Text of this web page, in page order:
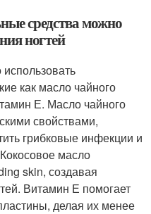
средства можно
ногтей
как масло чайного
Е. Масло чайного
свойствами,
грибковые инфекции и
масло
skin, создавая
Витамин Е помогает
делая их менее